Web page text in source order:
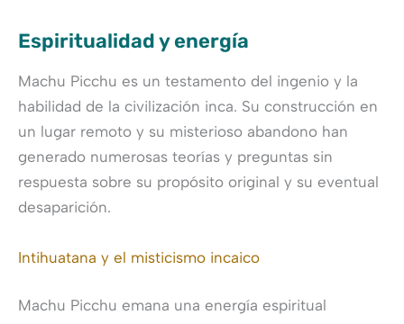
Espiritualidad y energía
Machu Picchu es un testamento del ingenio y la
habilidad de la civilización inca. Su construcción en
un lugar remoto y su misterioso abandono han
generado numerosas teorías y preguntas sin
respuesta sobre su propósito original y su eventual
desaparición.
Intihuatana y el misticismo incaico
Machu Picchu emana una energía espiritual